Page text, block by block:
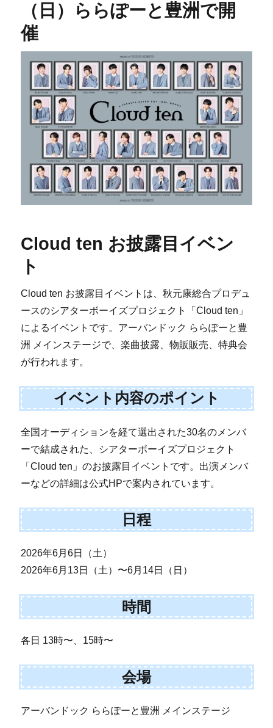
（日）ららぽーと豊洲で開
催
Cloud ten お披露目イベン
ト
Cloud ten お披露目イベントは、秋元康総合プロデュ
ースのシアターボーイズプロジェクト「Cloud ten」
によるイベントです。アーバンドック ららぽーと豊
洲 メインステージで、楽曲披露、物販販売、特典会
が行われます。
イベント内容のポイント
全国オーディションを経て選出された30名のメンバ
ーで結成された、シアターボーイズプロジェクト
「Cloud ten」のお披露目イベントです。出演メンバ
ーなどの詳細は公式HPで案内されています。
日程
2026年6月6日（土）
2026年6月13日（土）〜6月14日（日）
時間
各日 13時〜、15時〜
会場
アーバンドック ららぽーと豊洲 メインステージ